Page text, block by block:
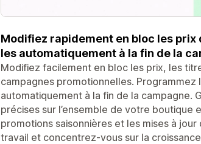
Modifiez rapidement en bloc les
les automatiquement à la fin de la
Modifiez facilement en bloc les prix, les
campagnes promotionnelles. Programmez
automatiquement à la fin de la campagne.
précises sur l’ensemble de votre boutique
promotions saisonnières et les mises à
travail et concentrez-vous sur la